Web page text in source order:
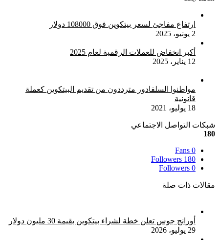
ارتفاع مفاجئ لسعر بيتكوين فوق 108000 دولار
2 يونيو، 2025
أكبر انخفاض للعملات الرقمية لعام 2025
12 يناير، 2025
مواطنوا السلفادور مترددون من تقديم البيتكوين كعملة
قانونية
18 يوليو، 2021
شبكات التواصل الاجتماعي
180
0
Fans
180
Followers
0
Followers
مقالات ذات صلة
أورانج جوس تعلن خطة لشراء بيتكوين بقيمة 30 مليون دولار
29 يوليو، 2026